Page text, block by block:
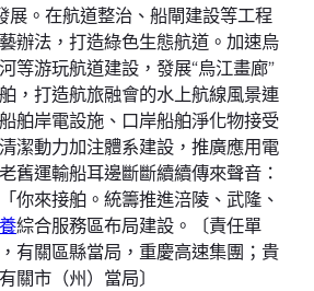
展。在航道整治、船閘建設等工程
辦法，打造綠色生態航道。加速烏
等游玩航道建設，發展“烏江畫廊”
，打造航旅融會的水上航線風景連
舶岸電設施、口岸船舶淨化物接受
潔動力加注體系建設，推廣應用電
舊運輸船耳邊斷斷續續傳來聲音：
你來接舶。統籌推進涪陵、武隆、
綜合服務區布局建設。〔責任單
有關區縣當局，重慶高速集團；貴
關市（州）當局〕